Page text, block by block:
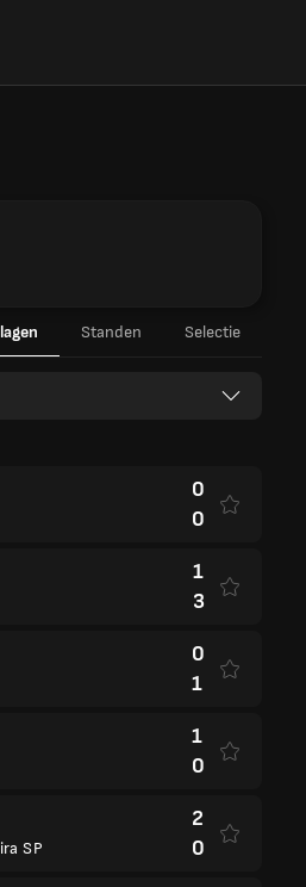
Standen Selectie
0
0
1
3
0
1
1
0
SP
2
0